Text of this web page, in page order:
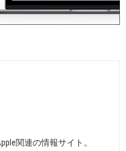
関連の情報サイト。